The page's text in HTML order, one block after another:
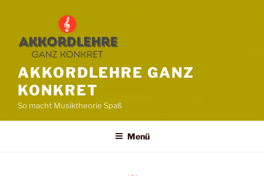
AKKORDLEHRE GANZ
KONKRET
So macht Musiktheorie Spaß
Menü